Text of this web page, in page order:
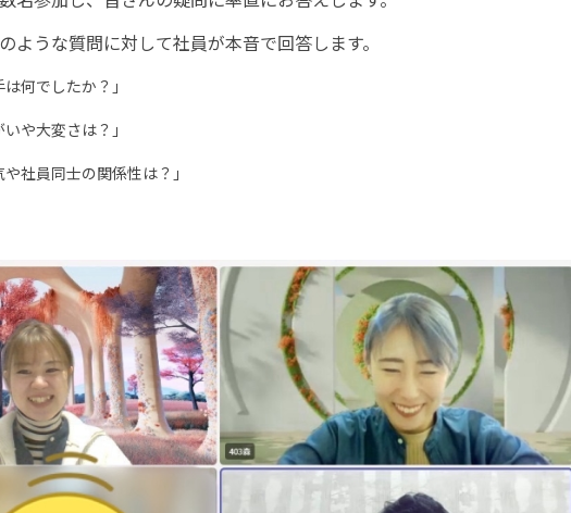
ような質問に対して社員が本音で回答します。
は何でしたか？」
いや大変さは？」
や社員同士の関係性は？」